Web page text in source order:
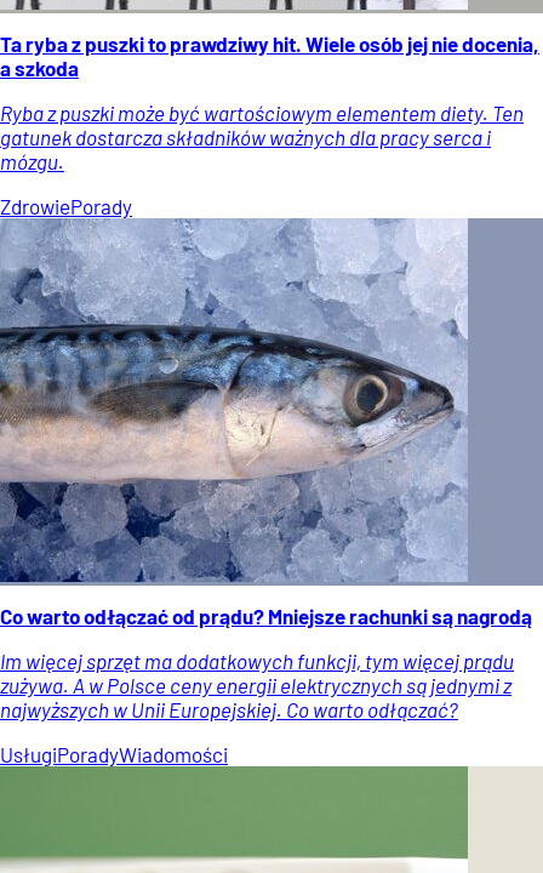
Ta ryba z puszki to prawdziwy hit. Wiele osób jej nie docenia,
a szkoda
Ryba z puszki może być wartościowym elementem diety. Ten
gatunek dostarcza składników ważnych dla pracy serca i
mózgu.
ZdrowiePorady
Co warto odłączać od prądu? Mniejsze rachunki są nagrodą
Im więcej sprzęt ma dodatkowych funkcji, tym więcej prądu
zużywa. A w Polsce ceny energii elektrycznych są jednymi z
najwyższych w Unii Europejskiej. Co warto odłączać?
UsługiPoradyWiadomości